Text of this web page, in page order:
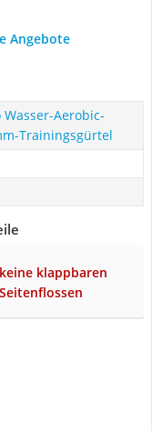
Angebote
Wasser-Aerobic-
Trainingsgürtel
keine klappbaren
Seitenflossen